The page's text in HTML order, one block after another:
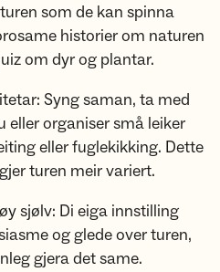
som de kan spinna
historier om naturen
om dyr og plantar.
Syng saman, ta med
eller organiser små leiker
eller fuglekikking. Dette
turen meir variert.
sjølv: Di eiga innstilling
og glede over turen,
gjera det same.